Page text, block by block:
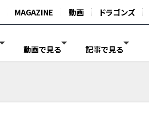
MAGAZINE 動画 ドラゴンズ
動画で見る 記事で見る